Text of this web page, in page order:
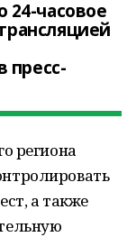
24-часовое
пресс-
региона
а также